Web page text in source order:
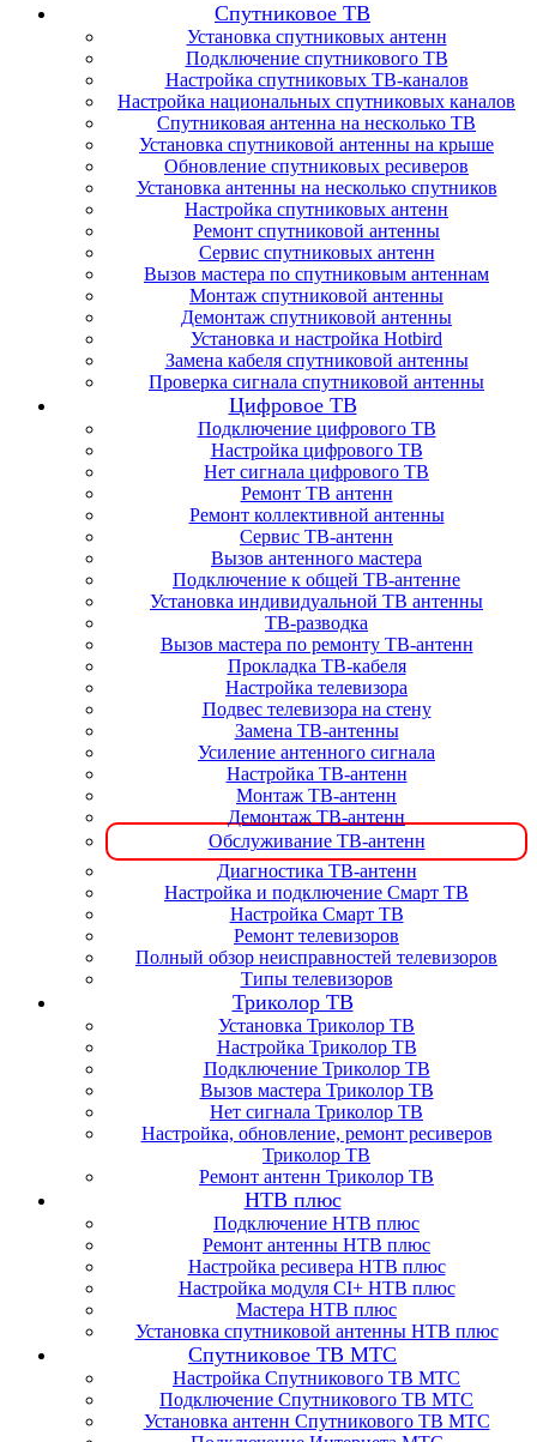
Спутниковое ТВ
Установка спутниковых антенн
Подключение спутникового ТВ
Настройка спутниковых ТВ-каналов
Настройка национальных спутниковых каналов
Спутниковая антенна на несколько ТВ
Установка спутниковой антенны на крыше
Обновление спутниковых ресиверов
Установка антенны на несколько спутников
Настройка спутниковых антенн
Ремонт спутниковой антенны
Сервис спутниковых антенн
Вызов мастера по спутниковым антеннам
Монтаж спутниковой антенны
Демонтаж спутниковой антенны
Установка и настройка Hotbird
Замена кабеля спутниковой антенны
Проверка сигнала спутниковой антенны
Цифровое ТВ
Подключение цифрового ТВ
Настройка цифрового ТВ
Нет сигнала цифрового ТВ
Ремонт ТВ антенн
Ремонт коллективной антенны
Сервис ТВ-антенн
Вызов антенного мастера
Подключение к общей ТВ-антенне
Установка индивидуальной ТВ антенны
ТВ-разводка
Вызов мастера по ремонту ТВ-антенн
Прокладка ТВ-кабеля
Настройка телевизора
Подвес телевизора на стену
Замена ТВ-антенны
Усиление антенного сигнала
Настройка ТВ-антенн
Монтаж ТВ-антенн
Демонтаж ТВ-антенн
Обслуживание ТВ-антенн
Диагностика ТВ-антенн
Настройка и подключение Смарт ТВ
Настройка Смарт ТВ
Ремонт телевизоров
Полный обзор неисправностей телевизоров
Типы телевизоров
Триколор ТВ
Установка Триколор ТВ
Настройка Триколор ТВ
Подключение Триколор ТВ
Вызов мастера Триколор ТВ
Нет сигнала Триколор ТВ
Настройка, обновление, ремонт ресиверов
Триколор ТВ
Ремонт антенн Триколор ТВ
НТВ плюс
Подключение НТВ плюс
Ремонт антенны НТВ плюс
Настройка ресивера НТВ плюс
Настройка модуля CI+ НТВ плюс
Мастера НТВ плюс
Установка спутниковой антенны НТВ плюс
Спутниковое ТВ МТС
Настройка Спутникового ТВ МТС
Подключение Спутникового ТВ МТС
Установка антенн Спутникового ТВ МТС